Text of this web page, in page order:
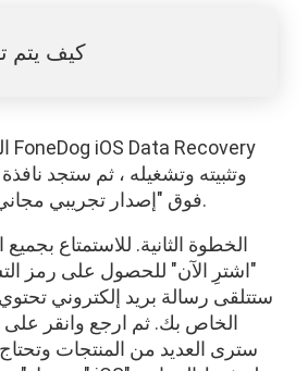
كيف يتم
وتثبيته وتشغيله ، ثم ستجد
فوق "إصدار تجريبي مجاني" لتجربة المنتج أولاً.
الخطوة الثانية. للاستمتاع
"اشترِ الآن" للحصول على رمز
ستتلقى رسالة بريد إلكتروني
الخاص بك. ثم ارجع وانقر
سترى العديد من المنتجات وتحتاج